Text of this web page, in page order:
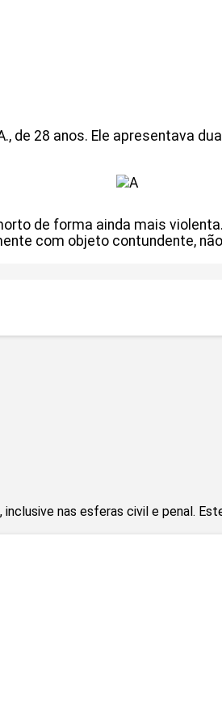
de 28 anos. Ele apresentava
de forma ainda mais
com objeto contundente,
nas esferas civil e penal.